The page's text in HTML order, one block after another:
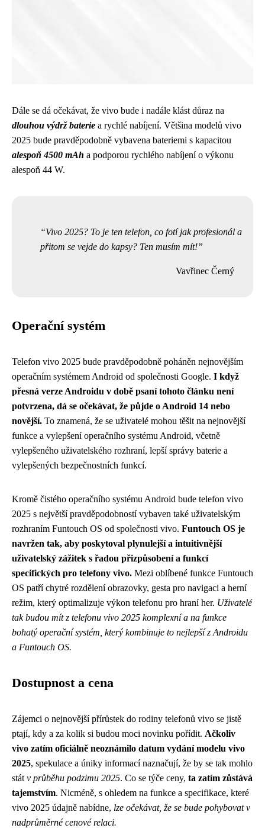
Dále se dá očekávat, že vivo bude i nadále klást důraz na
dlouhou výdrž baterie a rychlé nabíjení. Většina modelů vivo
2025 bude pravděpodobně vybavena bateriemi s kapacitou
alespoň 4500 mAh a podporou rychlého nabíjení o výkonu
alespoň 44 W.
Vivo 2025? To je ten telefon, co fotí jak profesionál a
přitom se vejde do kapsy? Ten musím mít!
Vavřinec Černý
Operační systém
Telefon vivo 2025 bude pravděpodobně poháněn nejnovějším
operačním systémem Android od společnosti Google. I když
přesná verze Androidu v době psaní tohoto článku není
potvrzena, dá se očekávat, že půjde o Android 14 nebo
novější. To znamená, že se uživatelé mohou těšit na nejnovější
funkce a vylepšení operačního systému Android, včetně
vylepšeného uživatelského rozhraní, lepší správy baterie a
vylepšených bezpečnostních funkcí.
Kromě čistého operačního systému Android bude telefon vivo
2025 s největší pravděpodobností vybaven také uživatelským
rozhraním Funtouch OS od společnosti vivo. Funtouch OS je
navržen tak, aby poskytoval plynulejší a intuitivnější
uživatelský zážitek s řadou přizpůsobení a funkcí
specifických pro telefony vivo. Mezi oblíbené funkce Funtouch
OS patří chytré rozdělení obrazovky, gesta pro navigaci a herní
režim, který optimalizuje výkon telefonu pro hraní her. Uživatelé
tak budou mít z telefonu vivo 2025 komplexní a na funkce
bohatý operační systém, který kombinuje to nejlepší z Androidu
a Funtouch OS.
Dostupnost a cena
Zájemci o nejnovější přírůstek do rodiny telefonů vivo se jistě
ptají, kdy a za kolik si budou moci novinku pořídit. Ačkoliv
vivo zatím oficiálně neoznámilo datum vydání modelu vivo
2025, spekulace a úniky informací naznačují, že by se tak mohlo
stát v průběhu podzimu 2025. Co se týče ceny, ta zatím zůstává
tajemstvím. Nicméně, s ohledem na funkce a specifikace, které
vivo 2025 údajně nabídne, lze očekávat, že se bude pohybovat v
nadprůměrné cenové relaci.